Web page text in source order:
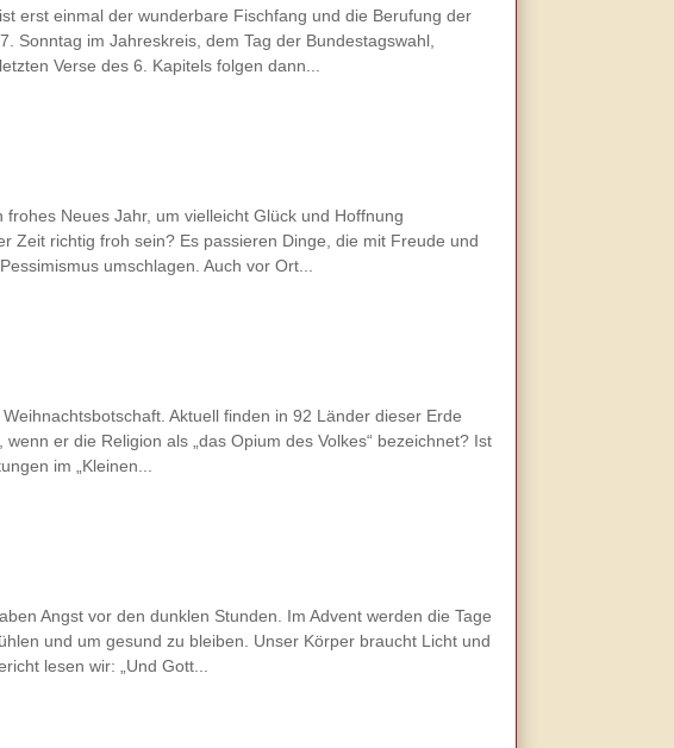
erst einmal der wunderbare Fischfang und die Berufung der
Sonntag im Jahreskreis, dem Tag der Bundestagswahl,
Verse des 6. Kapitels folgen dann...
Neues Jahr, um vielleicht Glück und Hoffnung
Zeit richtig froh sein? Es passieren Dinge, die mit Freude und
umschlagen. Auch vor Ort...
Aktuell finden in 92 Länder dieser Erde
er die Religion als „das Opium des Volkes“ bezeichnet? Ist
im „Kleinen...
Angst vor den dunklen Stunden. Im Advent werden die Tage
und um gesund zu bleiben. Unser Körper braucht Licht und
lesen wir: „Und Gott...